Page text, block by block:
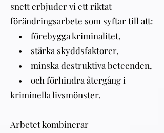
snett erbjuder vi ett riktat
förändringsarbete som syftar till att:
• förebygga kriminalitet,
• stärka skyddsfaktorer,
• minska destruktiva beteenden,
• och förhindra återgång i
kriminella livsmönster.
Arbetet kombinerar